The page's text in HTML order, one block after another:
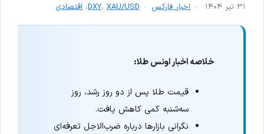
۳۱ تیر ۱۴۰۴ اخبار فارکس DXY، XAU/USD ، اقتصادی
خلاصه اخبار اونس طلا:
قیمت طلا پس از دو روز رشد، روز
سه‌شنبه کمی کاهش یافت.
نگرانی بازارها درباره ضرب‌الاجل تعرفه‌ای